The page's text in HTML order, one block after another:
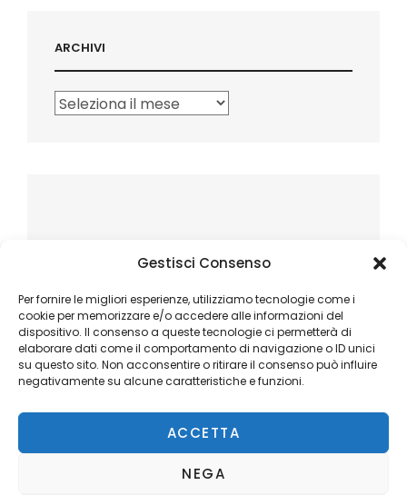
Gestisci Consenso
Per fornire le migliori esperienze, utilizziamo tecnologie come i
cookie per memorizzare e/o accedere alle informazioni del
dispositivo. Il consenso a queste tecnologie ci permetterà di
elaborare dati come il comportamento di navigazione o ID unici
su questo sito. Non acconsentire o ritirare il consenso può influire
negativamente su alcune caratteristiche e funzioni.
ACCETTA
NEGA
ARCHIVI
Archivi